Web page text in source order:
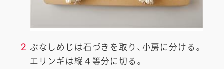
2 ぶなしめじは石づきを取り、小房に分ける。
エリンギは縦４等分に切る。